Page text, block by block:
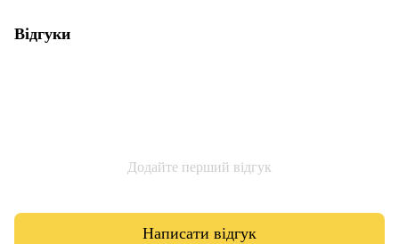
Відгуки
Додайте перший відгук
Написати відгук